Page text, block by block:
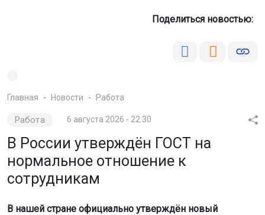
Поделиться новостью:
Главная Новости Работа
Работа 6 августа 2026 - 22:30
В России утверждён ГОСТ на
нормальное отношение к
сотрудникам
В нашей стране официально утверждён новый